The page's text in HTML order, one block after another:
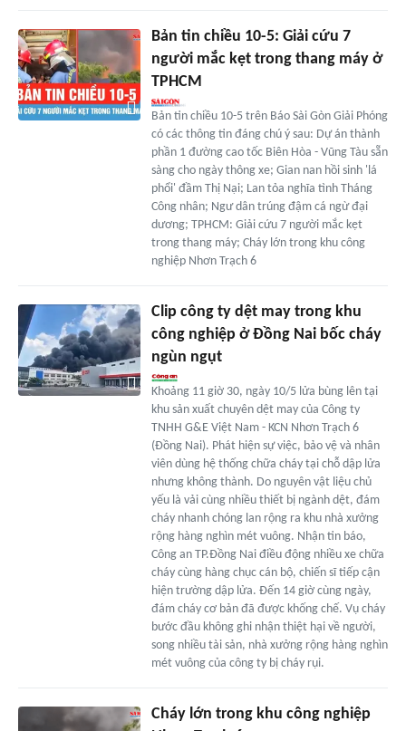
Bản tin chiều 10-5: Giải cứu 7
người mắc kẹt trong thang máy ở
TPHCM
Bản tin chiều 10-5 trên Báo Sài Gòn Giải Phóng
có các thông tin đáng chú ý sau: Dự án thành
phần 1 đường cao tốc Biên Hòa - Vũng Tàu sẵn
sàng cho ngày thông xe; Gian nan hồi sinh 'lá
phổi' đầm Thị Nại; Lan tỏa nghĩa tình Tháng
Công nhân; Ngư dân trúng đậm cá ngừ đại
dương; TPHCM: Giải cứu 7 người mắc kẹt
trong thang máy; Cháy lớn trong khu công
nghiệp Nhơn Trạch 6
Clip công ty dệt may trong khu
công nghiệp ở Đồng Nai bốc cháy
ngùn ngụt
Khoảng 11 giờ 30, ngày 10/5 lửa bùng lên tại
khu sản xuất chuyên dệt may của Công ty
TNHH G&E Việt Nam - KCN Nhơn Trạch 6
(Đồng Nai). Phát hiện sự việc, bảo vệ và nhân
viên dùng hệ thống chữa cháy tại chỗ dập lửa
nhưng không thành. Do nguyên vật liệu chủ
yếu là vải cùng nhiều thiết bị ngành dệt, đám
cháy nhanh chóng lan rộng ra khu nhà xưởng
rộng hàng nghìn mét vuông. Nhận tin báo,
Công an TP.Đồng Nai điều động nhiều xe chữa
cháy cùng hàng chục cán bộ, chiến sĩ tiếp cận
hiện trường dập lửa. Đến 14 giờ cùng ngày,
đám cháy cơ bản đã được khống chế. Vụ cháy
bước đầu không ghi nhận thiệt hại về người,
song nhiều tài sản, nhà xưởng rộng hàng nghìn
mét vuông của công ty bị cháy rụi.
Cháy lớn trong khu công nghiệp